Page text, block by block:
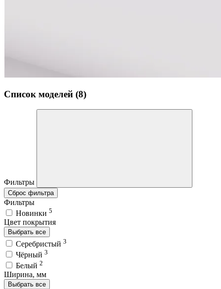
Список моделей (8)
Фильтры
Сброс фильтра
Фильтры
Новинки 5
Цвет покрытия
Выбрать все
Серебристый 3
Чёрный 3
Белый 2
Ширина, мм
Выбрать все